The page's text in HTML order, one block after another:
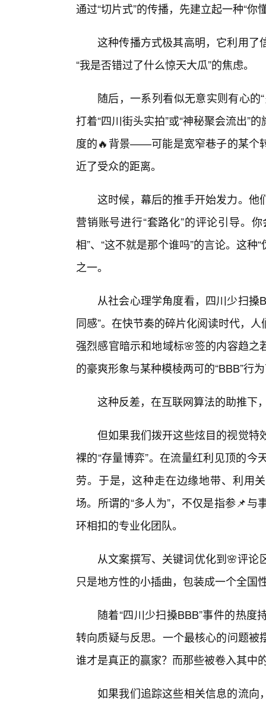
通过“切片式”的传播，先建立起一种“你
这种传播方式极其高明，它利用了
“我是否错过了什么惊天大瓜”的焦虑。
随后，一系列看似无意实则有心的
打着“四川街头实拍”或“神秘聚会流出”
度的🔥背景——可能是宽窄巷子的某个
近了受众的距离。
这时候，幕后的推手开始发力。他
营销账号进行“套路化”的评论引导。
相”、“这不就是那个谁吗”的言论。这种
之一。
从社会心理学角度看，四川少扫搡
同感”。在快节奏的碎片化阅读时代，
强烈感官暗示和地域标🌸签的内容趋
的豪爽形象与某种模棱两可的“BBB”行
这种反差，在互联网算法的助推下
但如果我们拨开这些炫目的视觉特
裸的“存量博弈”。在流量红利见顶的
劳。于是，这种走在边缘地带、利用
场。所谓的“多人为”，不仅是指参📌
环相扣的专业化团队。
从文案撰写、关键词优化到🌸评
只是地方性的小插曲，包装成一个全国
随着“四川少扫搡BBB”事件的热
转向质疑与反思。一个最核心的问题
谁才是真正的赢家？而那些被卷入其中
如果我们追踪这些相关信息的流向